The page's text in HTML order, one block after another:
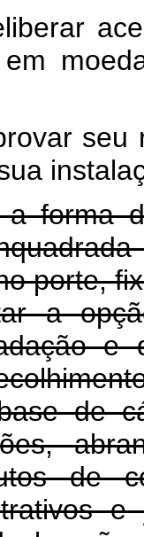
em
seu
forma
porte,
a
e
de
de